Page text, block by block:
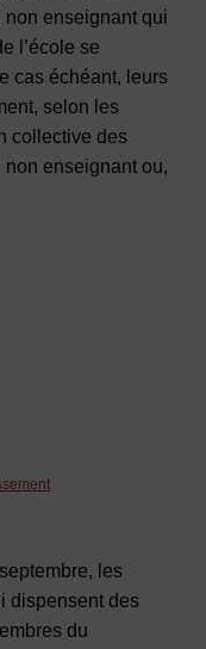
enseignant qui
l’école se
cas échéant, leurs
selon les
collective des
enseignant ou,
les
dispensent des
du